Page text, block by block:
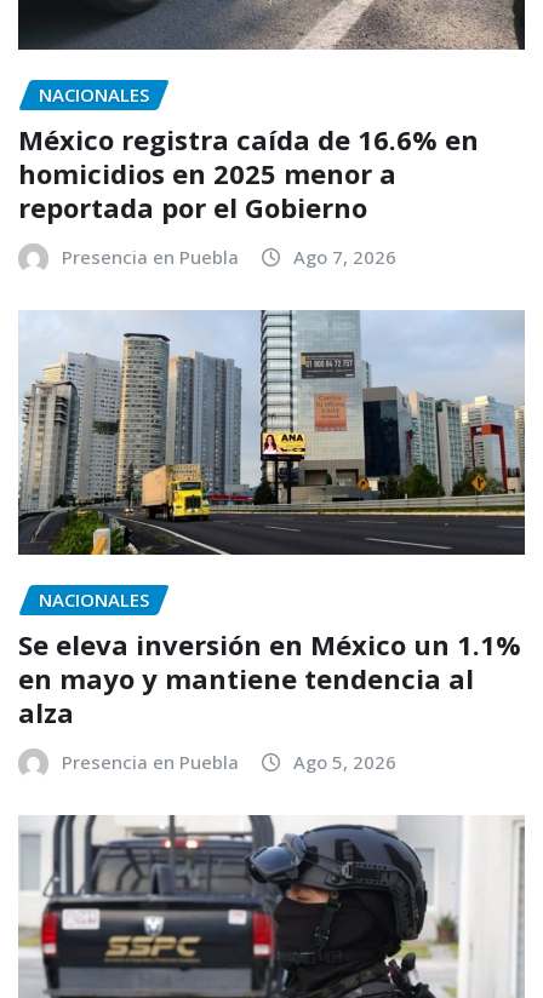
NACIONALES
México registra caída de 16.6% en
homicidios en 2025 menor a
reportada por el Gobierno
Presencia en Puebla Ago 7, 2026
NACIONALES
Se eleva inversión en México un 1.1%
en mayo y mantiene tendencia al
alza
Presencia en Puebla Ago 5, 2026